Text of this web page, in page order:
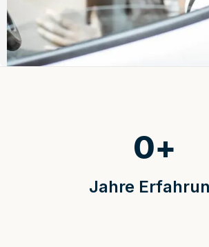
Jahre
0+